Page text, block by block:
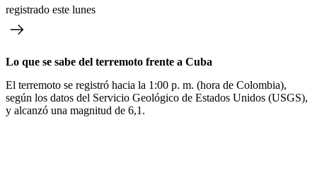
registrado este lunes
Lo que se sabe del terremoto frente a Cuba
El terremoto se registró hacia la 1:00 p. m. (hora de Colombia),
según los datos del Servicio Geológico de Estados Unidos (USGS),
y alcanzó una magnitud de 6,1.